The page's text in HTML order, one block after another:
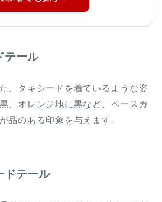
テール
、タキシードを着ているような姿
、オレンジ地に黒など、ベースカ
品のある印象を与えます。
ドテール